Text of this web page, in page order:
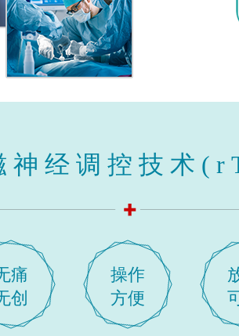
神经调控技术
痛
创
操作
方便